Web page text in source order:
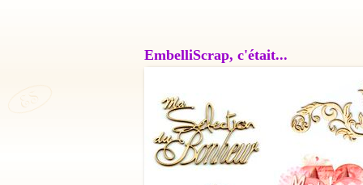
EmbelliScrap, c'était...